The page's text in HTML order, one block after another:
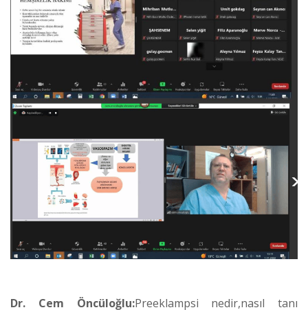
Dr. Cem Öncüloğlu:Preeklampsi nedir,nasıl tanı